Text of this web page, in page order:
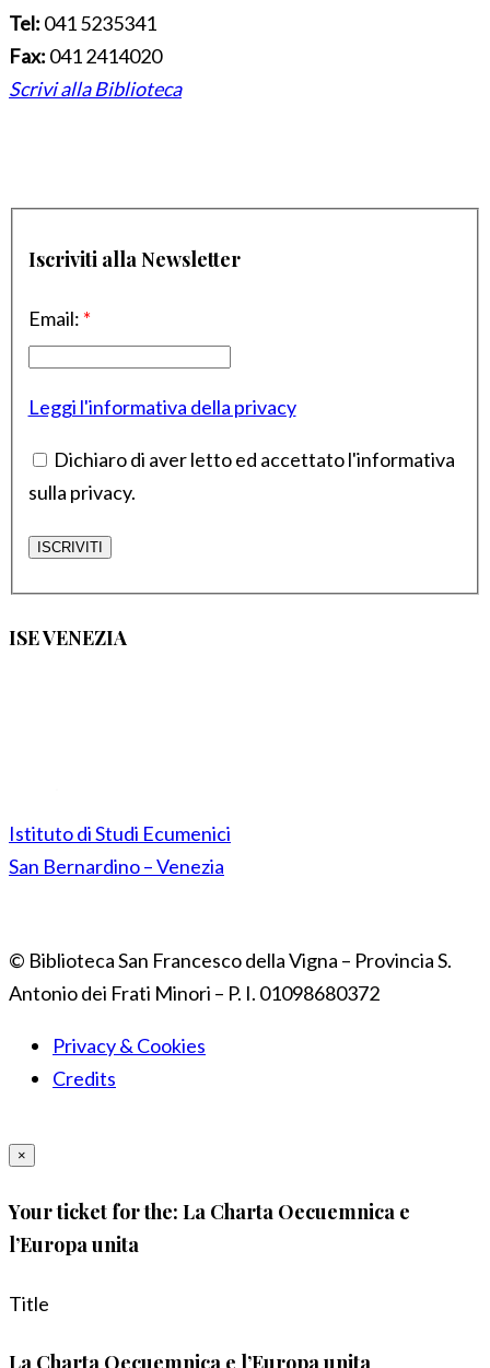
Tel: 041 5235341
Fax: 041 2414020
Scrivi alla Biblioteca
Iscriviti alla Newsletter
Email: *
Leggi l'informativa della privacy
Dichiaro di aver letto ed accettato l'informativa
sulla privacy.
ISE VENEZIA
Istituto di Studi Ecumenici
San Bernardino – Venezia
© Biblioteca San Francesco della Vigna – Provincia S.
Antonio dei Frati Minori – P. I. 01098680372
Privacy & Cookies
Credits
×
Your ticket for the: La Charta Oecuemnica e
l’Europa unita
Title
La Charta Oecuemnica e l’Europa unita